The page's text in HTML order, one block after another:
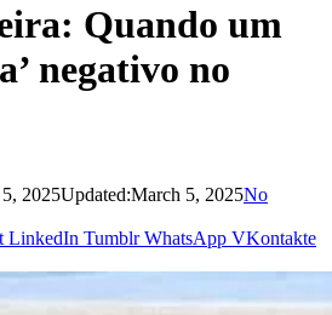
Quando um
negativo no
2025Updated:March 5, 2025No
LinkedIn Tumblr WhatsApp VKontakte